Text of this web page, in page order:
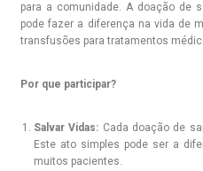
para a comunidade. A doação de
pode fazer a diferença na vida de
transfusões para tratamentos
Por que participar?
Salvar Vidas: Cada doação de
Este ato simples pode ser a
muitos pacientes.